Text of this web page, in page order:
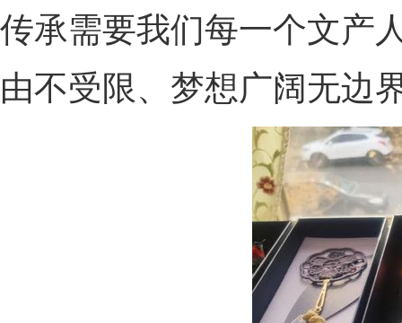
传承需要我们每一个文产
由不受限、梦想广阔无边